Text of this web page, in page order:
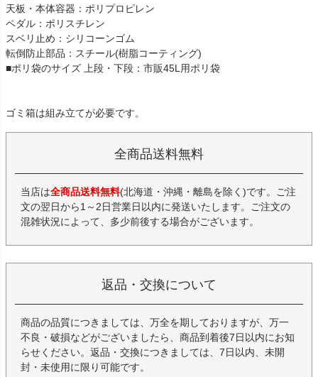
天板・本体容器：ポリプロピレン
ペダル：ポリスチレン
スベリ止め：シリコーンゴム
転倒防止部品：スチール(樹脂コーティング)
■ポリ袋のサイズ 上段・下段：市販45L用ポリ袋
ゴミ箱は組み立てが必要です。
全商品送料無料
当店は全商品送料無料(北海道・沖縄・離島を除く)です。ご注
文の翌日から1～2日営業日以内に発送いたします。ご注文の
混雑状況によって、多少前後する場合がございます。
返品・交換について
商品の品質につきましては、万全を期しておりますが、万一
不良・破損などがございましたら、商品到着後7日以内にお知
らせください。返品・交換につきましては、7日以内、未開
封・未使用に限り可能です。